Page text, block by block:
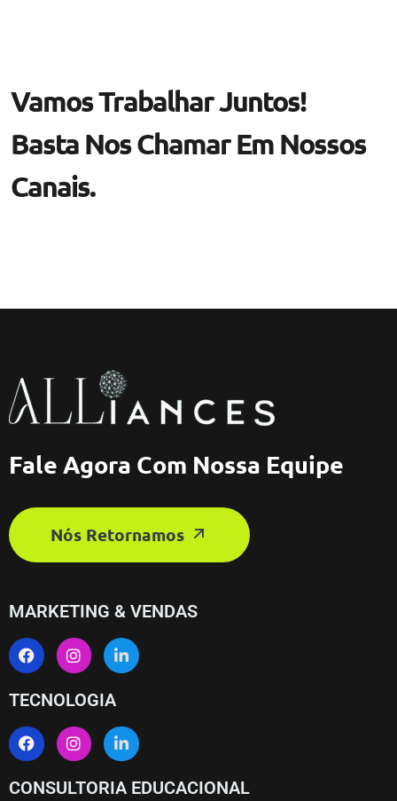
Vamos Trabalhar Juntos!
Basta Nos Chamar Em Nossos
Canais.
Fale Agora Com Nossa Equipe
Nós Retornamos
MARKETING & VENDAS
TECNOLOGIA
CONSULTORIA EDUCACIONAL